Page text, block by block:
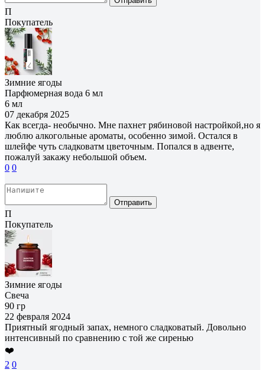
П
Покупатель
Зимние ягоды
Парфюмерная вода 6 мл
6 мл
07 декабря 2025
Как всегда- необычно. Мне пахнет рябиновой настройкой,но я
люблю алкогольные ароматы, особенно зимой. Остался в
шлейфе чуть сладковатм цветочным. Попался в адвенте,
пожалуй закажу небольшой объем.
0 0
Отправить
П
Покупатель
Зимние ягоды
Свеча
90 гр
22 февраля 2024
Приятный ягодный запах, немного сладковатый. Довольно
интенсивный по сравнению с той же сиренью
❤️
2 0